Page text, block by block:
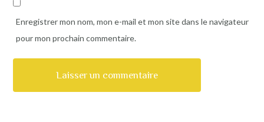
Enregistrer mon nom, mon e-mail et mon site dans le navigateur
pour mon prochain commentaire.